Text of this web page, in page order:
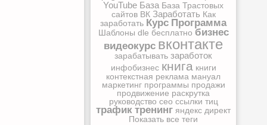
YouTube База База Трастовых
сайтов ВК Заработать Как
заработать Курс Программа
Шаблоны dle бесплатно бизнес
видеокурс вконтакте
зарабатывать заработок
инфобизнес книга книги
контекстная реклама мануал
маркетинг программы продажи
продвижение раскрутка
руководство сео ссылки тиц
трафик тренинг яндекс директ
Показать все теги